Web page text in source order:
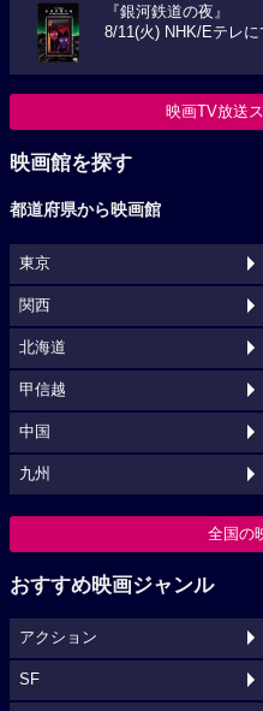
『銀河鉄道の夜』
8/11(火) NHK/Eテレに
映画TV放送
映画館を探す
都道府県から映画館
東京
関西
北海道
甲信越
中国
九州
全国の
おすすめ映画ジャンル
アクション
SF